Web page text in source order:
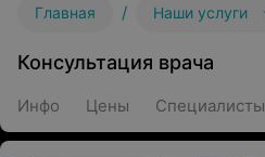
Главная / Наши услуги
Консультация врача
Инфо Цены Специалисты